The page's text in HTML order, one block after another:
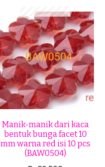
Manik-manik dari kaca
bentuk bunga facet 10
mm warna red isi 10 pcs
(BAW0504)